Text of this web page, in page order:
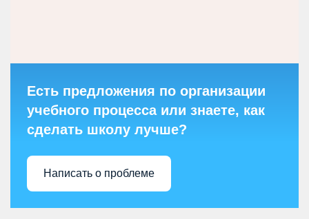
Есть предложения по организации
учебного процесса или знаете, как
сделать школу лучше?
Написать о проблеме